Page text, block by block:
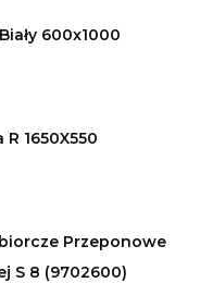
600x1000
1650X550
Przeponowe
S 8 (9702600)